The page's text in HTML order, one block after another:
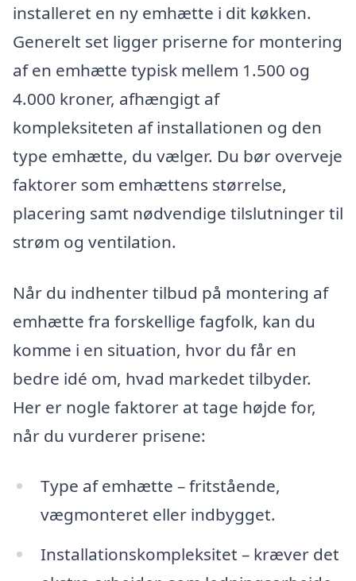
installeret en ny emhætte i dit køkken.
Generelt set ligger priserne for montering
af en emhætte typisk mellem 1.500 og
4.000 kroner, afhængigt af
kompleksiteten af installationen og den
type emhætte, du vælger. Du bør overveje
faktorer som emhættens størrelse,
placering samt nødvendige tilslutninger til
strøm og ventilation.
Når du indhenter tilbud på montering af
emhætte fra forskellige fagfolk, kan du
komme i en situation, hvor du får en
bedre idé om, hvad markedet tilbyder.
Her er nogle faktorer at tage højde for,
når du vurderer prisene:
Type af emhætte – fritstående,
vægmonteret eller indbygget.
Installationskompleksitet – kræver det